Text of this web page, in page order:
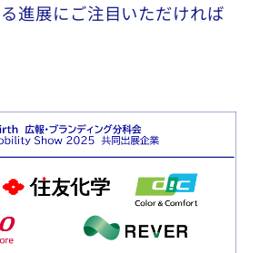
進展にご注目いただければ